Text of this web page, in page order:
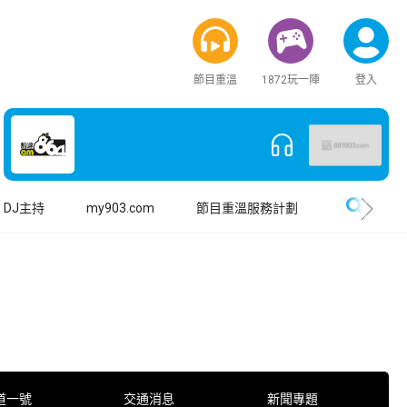
節目重溫 1872玩一陣 登入
DJ主持 my903.com 節目重溫服務計劃
一號 交通消息 新聞專題